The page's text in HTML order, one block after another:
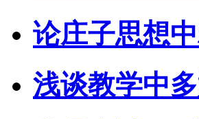
论庄子思想
浅谈教学中